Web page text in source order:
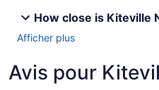
How close is Kiteville
Afficher plus
Avis pour